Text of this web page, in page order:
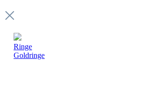
Ringe
Goldringe